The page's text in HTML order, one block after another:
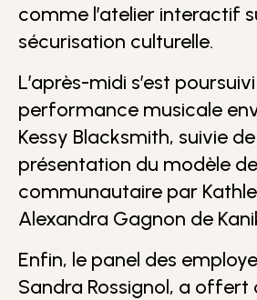
comme l’atelier interactif
sécurisation culturelle.
L’après-midi s’est
performance musicale
Kessy Blacksmith, suivie
présentation du modèle
communautaire par
Alexandra Gagnon de
Enfin, le panel des
Sandra Rossignol, a offert